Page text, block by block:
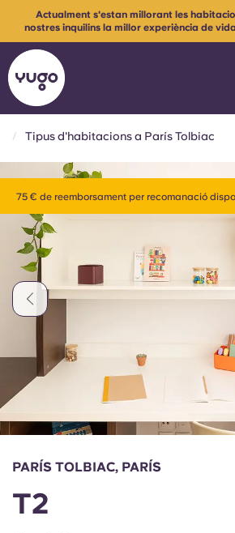
Sobre
Ubicacions
Més
Compte
English (US)
Reserva ara
English (US)
Chinese
Portuguese
Actualment s'estan millorant les
nostres inquilins la millor experiència de
vos en contacte amb nosaltres per a
Tipus d'habitacions a París Tolbiac
75 € de reemborsament per recomanació
PARÍS TOLBIAC, PARÍS
T2